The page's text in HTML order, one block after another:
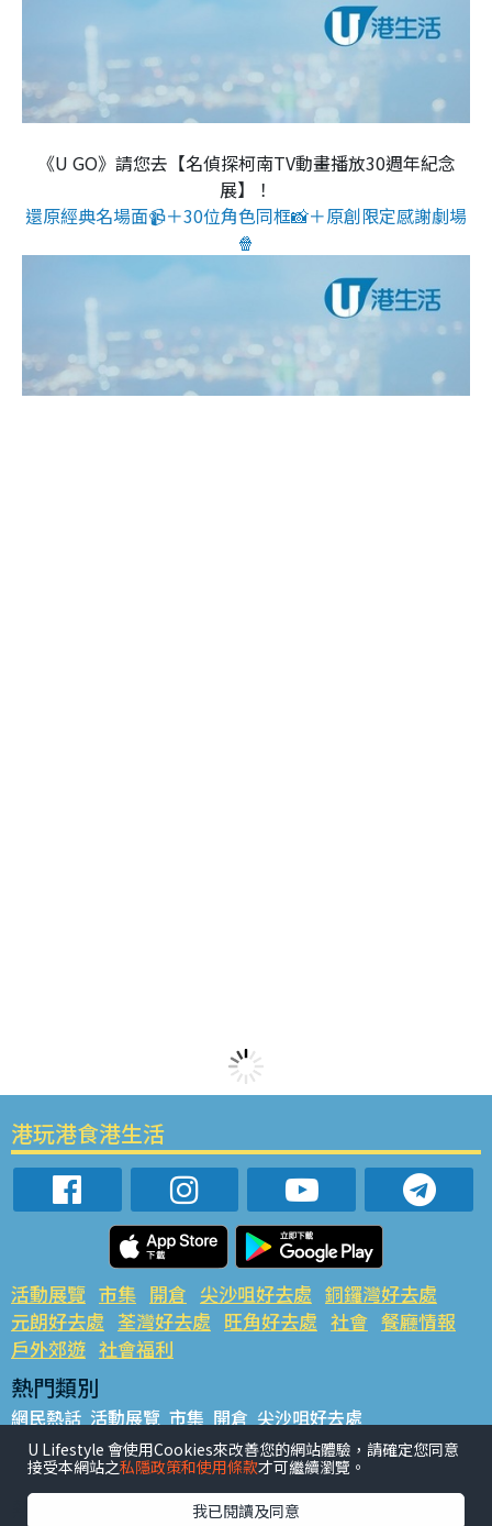
《U GO》請您去【名偵探柯南TV動畫播放30週年紀念
展】！
還原經典名場面📹＋30位角色同框📸＋原創限定感謝劇場
🍿
港玩港食港生活
活動展覽 市集 開倉 尖沙咀好去處 銅鑼灣好去處
元朗好去處 荃灣好去處 旺角好去處 社會 餐廳情報
戶外郊遊 社會福利
熱門類別
網民熱話 活動展覽 市集 開倉 尖沙咀好去處
銅鑼灣好去處 元朗好去處 荃灣好去處 旺角好去處 社會
餐廳情報 戶外郊遊
熱門標籤
U Lifestyle 會使用Cookies來改善您的網站體驗，請確定您同意
接受本網站之私隱政策和使用條款才可繼續瀏覽。
我已閱讀及同意